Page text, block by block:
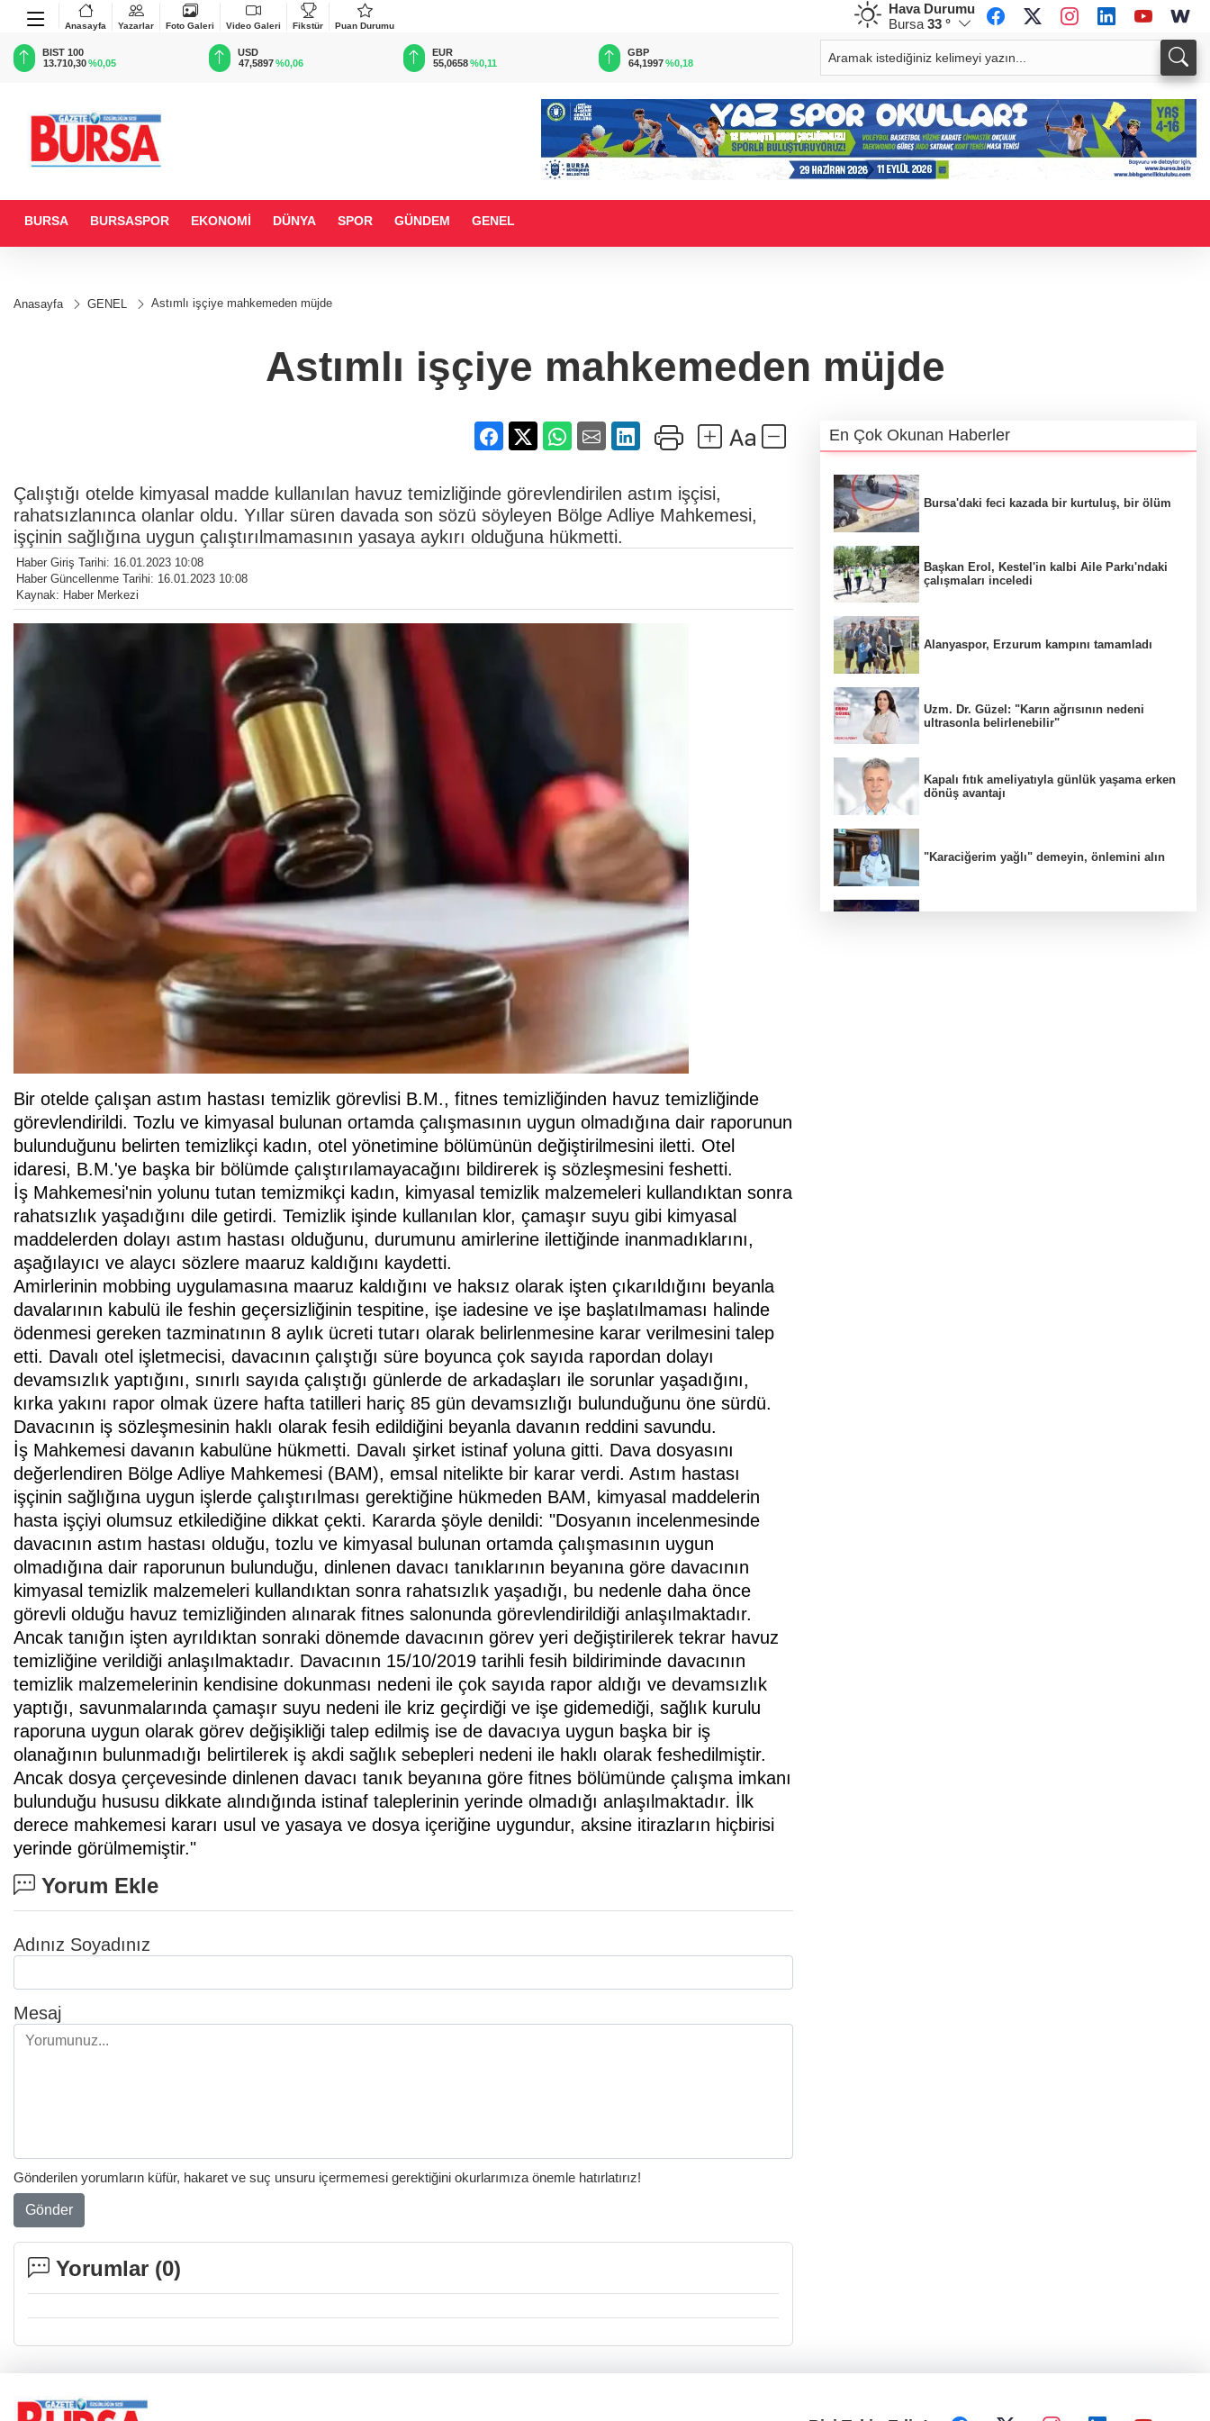
Anasayfa Yazarlar Foto Galeri Video Galeri Fikstür Puan Durumu
Hava Durumu
Bursa 33 °
BIST 100
13.710,30%0,05
USD
47,5897 %0,06
EUR
55,0658%0,11
GBP
64,1997 %0,18
CHF
58,8505%-0,13
33,9582
BURSA BURSASPOR EKONOMİ DÜNYA SPOR GÜNDEM GENEL
Anasayfa GENEL Astımlı işçiye mahkemeden müjde
Astımlı işçiye mahkemeden müjde
Çalıştığı otelde kimyasal madde kullanılan havuz temizliğinde görevlendirilen astım işçisi,
rahatsızlanınca olanlar oldu. Yıllar süren davada son sözü söyleyen Bölge Adliye Mahkemesi,
işçinin sağlığına uygun çalıştırılmamasının yasaya aykırı olduğuna hükmetti.
Haber Giriş Tarihi: 16.01.2023 10:08
Haber Güncellenme Tarihi: 16.01.2023 10:08
Kaynak: Haber Merkezi
Bir otelde çalışan astım hastası temizlik görevlisi B.M., fitnes temizliğinden havuz temizliğinde
görevlendirildi. Tozlu ve kimyasal bulunan ortamda çalışmasının uygun olmadığına dair raporunun
bulunduğunu belirten temizlikçi kadın, otel yönetimine bölümünün değiştirilmesini iletti. Otel
idaresi, B.M.'ye başka bir bölümde çalıştırılamayacağını bildirerek iş sözleşmesini feshetti.
İş Mahkemesi'nin yolunu tutan temizmikçi kadın, kimyasal temizlik malzemeleri kullandıktan sonra
rahatsızlık yaşadığını dile getirdi. Temizlik işinde kullanılan klor, çamaşır suyu gibi kimyasal
maddelerden dolayı astım hastası olduğunu, durumunu amirlerine ilettiğinde inanmadıklarını,
aşağılayıcı ve alaycı sözlere maaruz kaldığını kaydetti.
Amirlerinin mobbing uygulamasına maaruz kaldığını ve haksız olarak işten çıkarıldığını beyanla
davalarının kabulü ile feshin geçersizliğinin tespitine, işe iadesine ve işe başlatılmaması halinde
ödenmesi gereken tazminatının 8 aylık ücreti tutarı olarak belirlenmesine karar verilmesini talep
etti. Davalı otel işletmecisi, davacının çalıştığı süre boyunca çok sayıda rapordan dolayı
devamsızlık yaptığını, sınırlı sayıda çalıştığı günlerde de arkadaşları ile sorunlar yaşadığını,
kırka yakını rapor olmak üzere hafta tatilleri hariç 85 gün devamsızlığı bulunduğunu öne sürdü.
Davacının iş sözleşmesinin haklı olarak fesih edildiğini beyanla davanın reddini savundu.
İş Mahkemesi davanın kabulüne hükmetti. Davalı şirket istinaf yoluna gitti. Dava dosyasını
değerlendiren Bölge Adliye Mahkemesi (BAM), emsal nitelikte bir karar verdi. Astım hastası
işçinin sağlığına uygun işlerde çalıştırılması gerektiğine hükmeden BAM, kimyasal maddelerin
hasta işçiyi olumsuz etkilediğine dikkat çekti. Kararda şöyle denildi: "Dosyanın incelenmesinde
davacının astım hastası olduğu, tozlu ve kimyasal bulunan ortamda çalışmasının uygun
olmadığına dair raporunun bulunduğu, dinlenen davacı tanıklarının beyanına göre davacının
kimyasal temizlik malzemeleri kullandıktan sonra rahatsızlık yaşadığı, bu nedenle daha önce
görevli olduğu havuz temizliğinden alınarak fitnes salonunda görevlendirildiği anlaşılmaktadır.
Ancak tanığın işten ayrıldıktan sonraki dönemde davacının görev yeri değiştirilerek tekrar havuz
temizliğine verildiği anlaşılmaktadır. Davacının 15/10/2019 tarihli fesih bildiriminde davacının
temizlik malzemelerinin kendisine dokunması nedeni ile çok sayıda rapor aldığı ve devamsızlık
yaptığı, savunmalarında çamaşır suyu nedeni ile kriz geçirdiği ve işe gidemediği, sağlık kurulu
raporuna uygun olarak görev değişikliği talep edilmiş ise de davacıya uygun başka bir iş
olanağının bulunmadığı belirtilerek iş akdi sağlık sebepleri nedeni ile haklı olarak feshedilmiştir.
Ancak dosya çerçevesinde dinlenen davacı tanık beyanına göre fitnes bölümünde çalışma imkanı
bulunduğu hususu dikkate alındığında istinaf taleplerinin yerinde olmadığı anlaşılmaktadır. İlk
derece mahkemesi kararı usul ve yasaya ve dosya içeriğine uygundur, aksine itirazların hiçbirisi
yerinde görülmemiştir."
Yorum Ekle
Adınız Soyadınız
Mesaj
Gönderilen yorumların küfür, hakaret ve suç unsuru içermemesi gerektiğini okurlarımıza önemle hatırlatırız!
Gönder
Yorumlar (0)
En Çok Okunan Haberler
Bursa'daki feci kazada bir kurtuluş, bir ölüm
Başkan Erol, Kestel'in kalbi Aile Parkı'ndaki
çalışmaları inceledi
Alanyaspor, Erzurum kampını tamamladı
Uzm. Dr. Güzel: "Karın ağrısının nedeni
ultrasonla belirlenebilir"
Kapalı fıtık ameliyatıyla günlük yaşama erken
dönüş avantajı
"Karaciğerim yağlı" demeyin, önlemini alın